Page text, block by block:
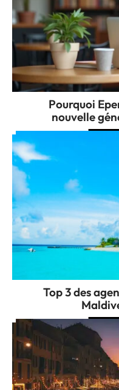
Pourquoi
nouvelle
Top 3 des